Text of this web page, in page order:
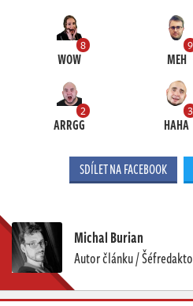
8
WOW
9
MEH
2
ARRGG
3
HAHA
SDÍLET NA FACEBOOK
Michal Burian
Autor článku /